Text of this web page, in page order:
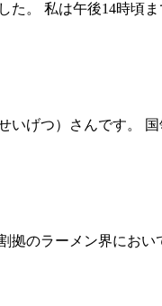
た。 私は午後14時頃
いげつ）さんです。
のラーメン界におい